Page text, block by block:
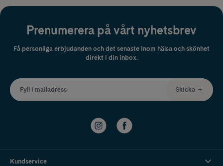
Prenumerera på vårt nyhetsbrev
Få personliga erbjudanden och det senaste inom hälsa och skönhet
direkt i din inbox.
Fyll i mailadress Skicka
Kundservice